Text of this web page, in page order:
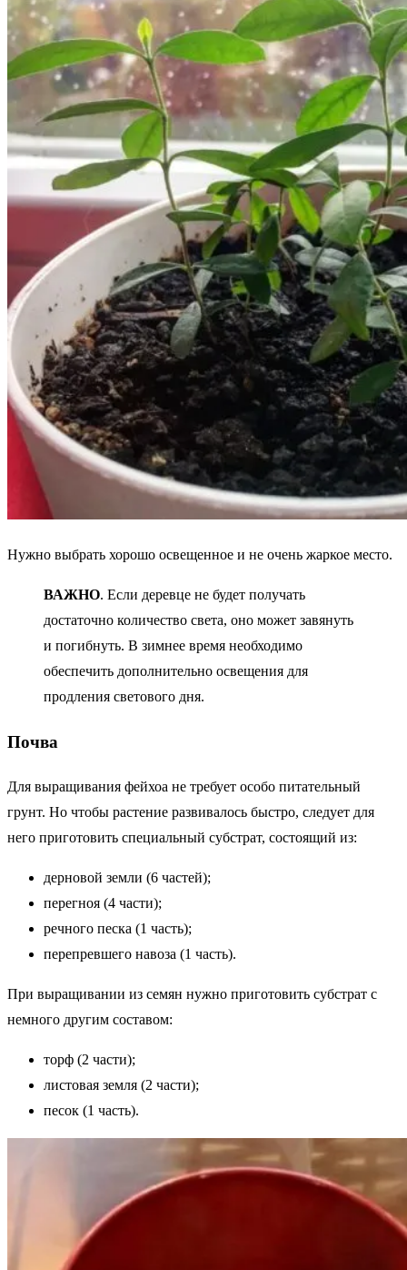
Нужно выбрать хорошо освещенное и не очень жаркое место.
ВАЖНО. Если деревце не будет получать
достаточно количество света, оно может завянуть
и погибнуть. В зимнее время необходимо
обеспечить дополнительно освещения для
продления светового дня.
Почва
Для выращивания фейхоа не требует особо питательный
грунт. Но чтобы растение развивалось быстро, следует для
него приготовить специальный субстрат, состоящий из:
дерновой земли (6 частей);
перегноя (4 части);
речного песка (1 часть);
перепревшего навоза (1 часть).
При выращивании из семян нужно приготовить субстрат с
немного другим составом:
торф (2 части);
листовая земля (2 части);
песок (1 часть).